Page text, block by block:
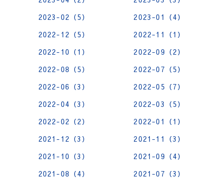
2023-02（5）
2023-01（4）
2022-12（5）
2022-11（1）
2022-10（1）
2022-09（2）
2022-08（5）
2022-07（5）
2022-06（3）
2022-05（7）
2022-04（3）
2022-03（5）
2022-02（2）
2022-01（1）
2021-12（3）
2021-11（3）
2021-10（3）
2021-09（4）
2021-08（4）
2021-07（3）